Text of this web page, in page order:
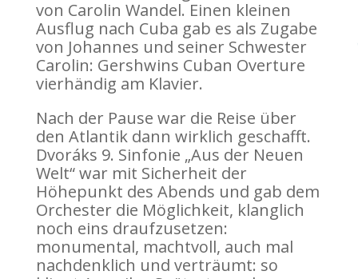
von Carolin Wandel. Einen kleinen
Ausflug nach Cuba gab es als Zugabe
von Johannes und seiner Schwester
Carolin: Gershwins Cuban Overture
vierhändig am Klavier.
Nach der Pause war die Reise über
den Atlantik dann wirklich geschafft.
Dvoráks 9. Sinfonie „Aus der Neuen
Welt“ war mit Sicherheit der
Höhepunkt des Abends und gab dem
Orchester die Möglichkeit, klanglich
noch eins draufzusetzen:
monumental, machtvoll, auch mal
nachdenklich und verträumt: so